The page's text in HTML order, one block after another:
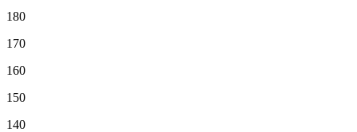
180
170
160
150
140